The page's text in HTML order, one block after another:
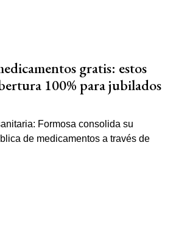
gratis: estos
100% para jubilados